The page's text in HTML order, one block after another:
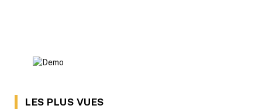
LES PLUS VUES